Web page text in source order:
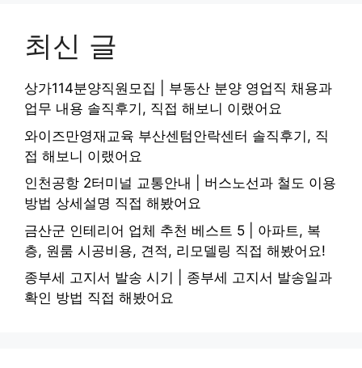
최신 글
상가114분양직원모집 | 부동산 분양 영업직 채용과
업무 내용 솔직후기, 직접 해보니 이랬어요
와이즈만영재교육 부산센텀안락센터 솔직후기, 직
접 해보니 이랬어요
인천공항 2터미널 교통안내 | 버스노선과 철도 이용
방법 상세설명 직접 해봤어요
금산군 인테리어 업체 추천 베스트 5 | 아파트, 복
층, 원룸 시공비용, 견적, 리모델링 직접 해봤어요!
종부세 고지서 발송 시기 | 종부세 고지서 발송일과
확인 방법 직접 해봤어요